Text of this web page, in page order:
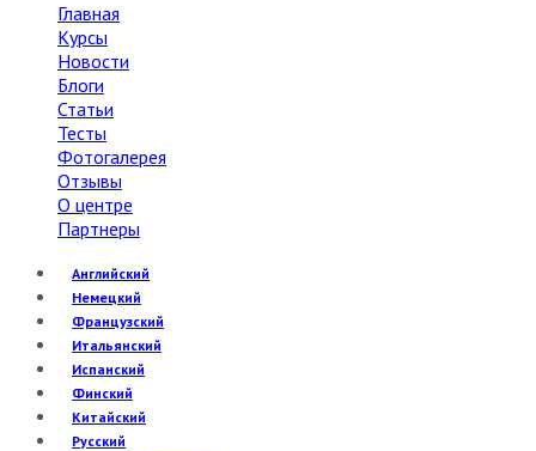
Главная
Курсы
Новости
Блоги
Статьи
Тесты
Фотогалерея
Отзывы
О центре
Партнеры
Английский
Немецкий
Французский
Итальянский
Испанский
Финский
Китайский
Русский